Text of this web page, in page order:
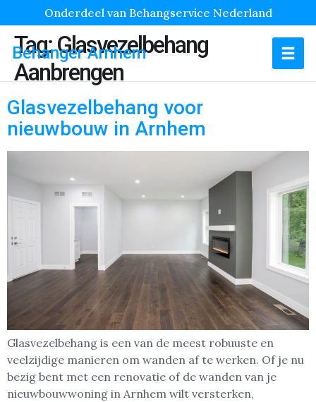
Onderdeel van Behangservice Nederland
Behanger Arnhem
Tag:Glasvezelbehang
Aanbrengen
Glasvezelbehang voor
nieuwbouw in Arnhem
Glasvezelbehang is een van de meest robuuste en
veelzijdige manieren om wanden af te werken. Of je nu
bezig bent met een renovatie of de wanden van je
nieuwbouwwoning in Arnhem wilt versterken,